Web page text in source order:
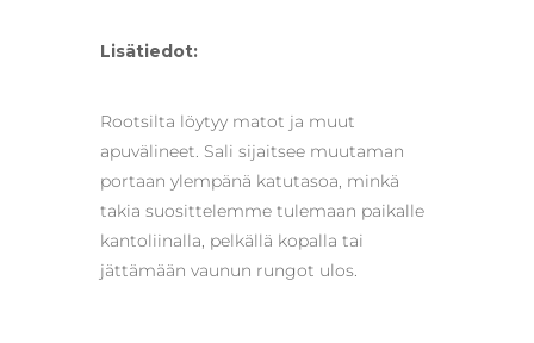
Lisätiedot:
Rootsilta löytyy matot ja muut
apuvälineet. Sali sijaitsee muutaman
portaan ylempänä katutasoa, minkä
takia suosittelemme tulemaan paikalle
kantoliinalla, pelkällä kopalla tai
jättämään vaunun rungot ulos.